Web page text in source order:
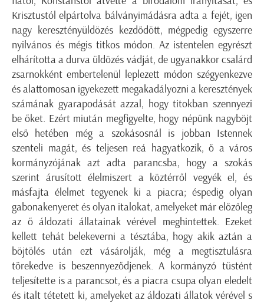
Krisztustól elpártolva bálványimádásra adta a fejét, igen
nagy keresztényüldözés kezdődött, mégpedig egyszerre
nyilvános és mégis titkos módon. Az istentelen egyrészt
elhárította a durva üldözés vádját, de ugyanakkor csalárd
zsarnokként embertelenül leplezett módon szégyenkezve
és alattomosan igyekezett megakadályozni a keresztények
számának gyarapodását azzal, hogy titokban szennyezi
be őket. Ezért miután megfigyelte, hogy népünk nagyböjt
első hetében még a szokásosnál is jobban Istennek
szenteli magát, és teljesen reá hagyatkozik, ő a város
kormányzójának azt adta parancsba, hogy a szokás
szerint árusított élelmiszert a köztérről vegyék el, és
másfajta élelmet tegyenek ki a piacra; éspedig olyan
gabonakenyeret és olyan italokat, amelyeket már előzőleg
az ő áldozati állatainak vérével meghintettek. Ezeket
kellett tehát belekeverni a tésztába, hogy akik aztán a
böjtölés után ezt vásárolják, még a megtisztulásra
törekedve is beszennyeződjenek. A kormányzó tüstént
teljesítette is a parancsot, és a piacra csupa olyan eledelt
és italt tétetett ki, amelyeket az áldozati állatok vérével s